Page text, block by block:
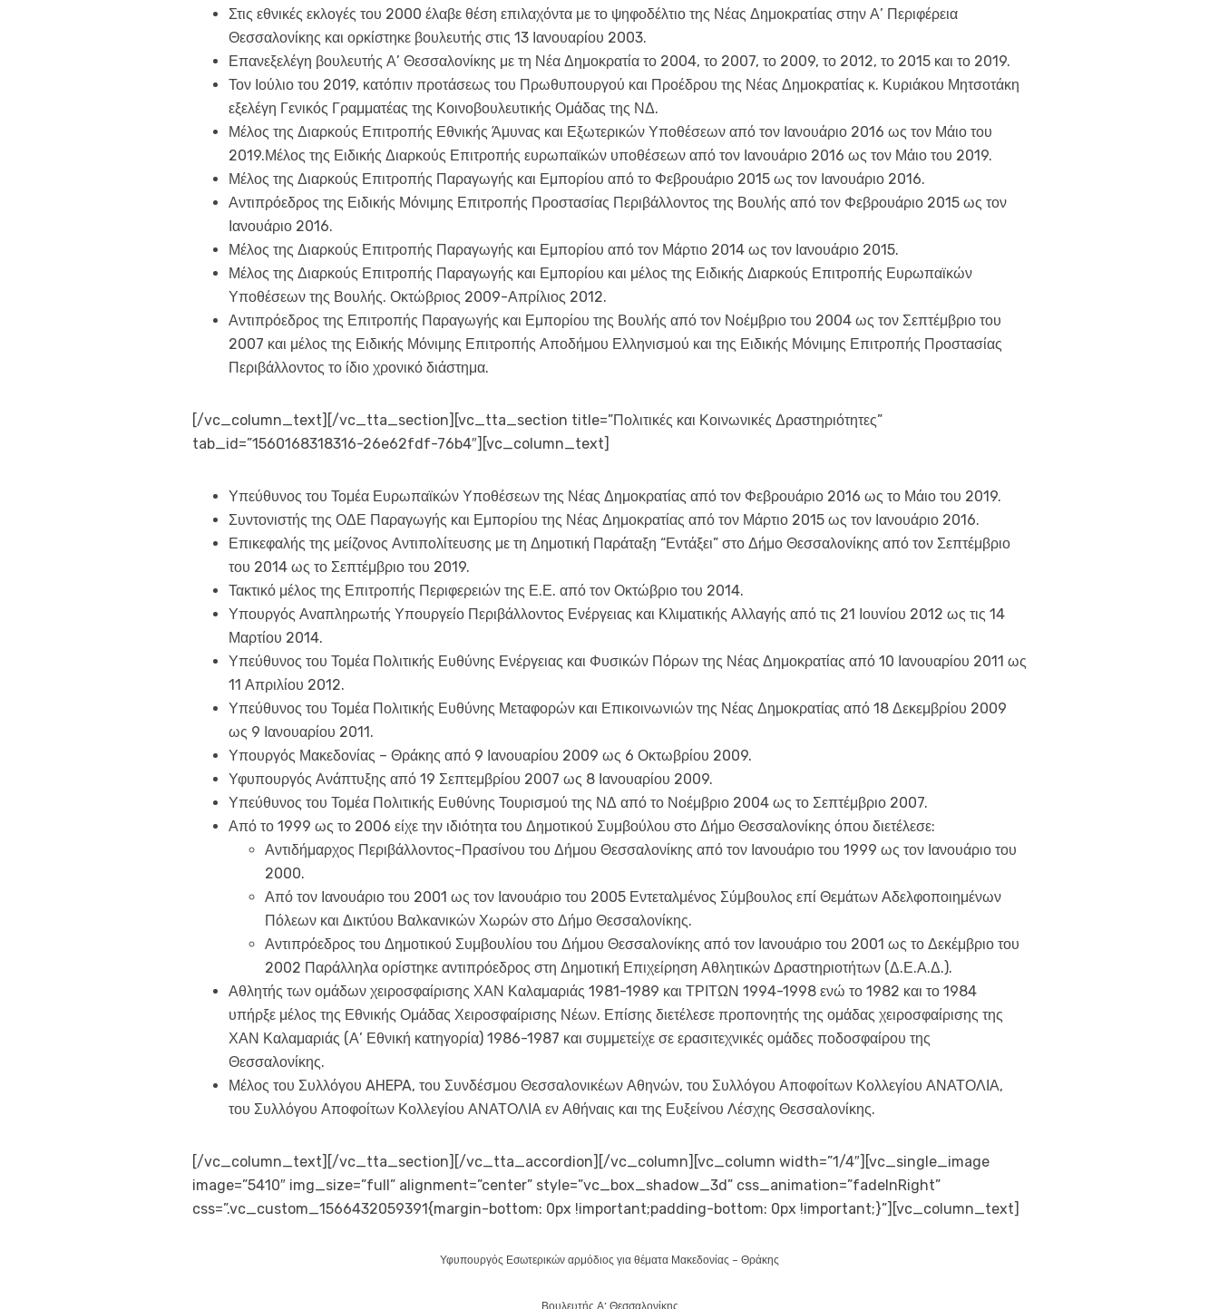
Στις εθνικές εκλογές του 2000 έλαβε θέση επιλαχόντα με το ψηφοδέλτιο της Νέας Δημοκρατίας στην Α’ Περιφέρεια
Θεσσαλονίκης και ορκίστηκε βουλευτής στις 13 Ιανουαρίου 2003.
Επανεξελέγη βουλευτής Α’ Θεσσαλονίκης με τη Νέα Δημοκρατία το 2004, το 2007, το 2009, το 2012, το 2015 και το 2019.
Τον Ιούλιο του 2019, κατόπιν προτάσεως του Πρωθυπουργού και Προέδρου της Νέας Δημοκρατίας κ. Κυριάκου Μητσοτάκη
εξελέγη Γενικός Γραμματέας της Κοινοβουλευτικής Ομάδας της ΝΔ.
Μέλος της Διαρκούς Επιτροπής Εθνικής Άμυνας και Εξωτερικών Υποθέσεων από τον Ιανουάριο 2016 ως τον Μάιο του
2019.Μέλος της Ειδικής Διαρκούς Επιτροπής ευρωπαϊκών υποθέσεων από τον Ιανουάριο 2016 ως τον Μάιο του 2019.
Μέλος της Διαρκούς Επιτροπής Παραγωγής και Εμπορίου από το Φεβρουάριο 2015 ως τον Ιανουάριο 2016.
Αντιπρόεδρος της Ειδικής Μόνιμης Επιτροπής Προστασίας Περιβάλλοντος της Βουλής από τον Φεβρουάριο 2015 ως τον
Ιανουάριο 2016.
Μέλος της Διαρκούς Επιτροπής Παραγωγής και Εμπορίου από τον Μάρτιο 2014 ως τον Ιανουάριο 2015.
Μέλος της Διαρκούς Επιτροπής Παραγωγής και Εμπορίου και μέλος της Ειδικής Διαρκούς Επιτροπής Ευρωπαϊκών
Υποθέσεων της Βουλής. Οκτώβριος 2009-Απρίλιος 2012.
Αντιπρόεδρος της Επιτροπής Παραγωγής και Εμπορίου της Βουλής από τον Νοέμβριο του 2004 ως τον Σεπτέμβριο του
2007 και μέλος της Ειδικής Μόνιμης Επιτροπής Αποδήμου Ελληνισμού και της Ειδικής Μόνιμης Επιτροπής Προστασίας
Περιβάλλοντος το ίδιο χρονικό διάστημα.
[/vc_column_text][/vc_tta_section][vc_tta_section title=”Πολιτικές και Κοινωνικές Δραστηριότητες”
tab_id=”1560168318316-26e62fdf-76b4″][vc_column_text]
Υπεύθυνος του Τομέα Ευρωπαϊκών Υποθέσεων της Νέας Δημοκρατίας από τον Φεβρουάριο 2016 ως το Μάιο του 2019.
Συντονιστής της ΟΔΕ Παραγωγής και Εμπορίου της Νέας Δημοκρατίας από τον Μάρτιο 2015 ως τον Ιανουάριο 2016.
Επικεφαλής της μείζονος Αντιπολίτευσης με τη Δημοτική Παράταξη “Εντάξει” στο Δήμο Θεσσαλονίκης από τον Σεπτέμβριο
του 2014 ως το Σεπτέμβριο του 2019.
Τακτικό μέλος της Επιτροπής Περιφερειών της Ε.Ε. από τον Οκτώβριο του 2014.
Υπουργός Αναπληρωτής Υπουργείο Περιβάλλοντος Ενέργειας και Κλιματικής Αλλαγής από τις 21 Ιουνίου 2012 ως τις 14
Μαρτίου 2014.
Υπεύθυνος του Τομέα Πολιτικής Ευθύνης Ενέργειας και Φυσικών Πόρων της Νέας Δημοκρατίας από 10 Ιανουαρίου 2011 ως
11 Απριλίου 2012.
Υπεύθυνος του Τομέα Πολιτικής Ευθύνης Μεταφορών και Επικοινωνιών της Νέας Δημοκρατίας από 18 Δεκεμβρίου 2009
ως 9 Ιανουαρίου 2011.
Υπουργός Μακεδονίας – Θράκης από 9 Ιανουαρίου 2009 ως 6 Οκτωβρίου 2009.
Υφυπουργός Ανάπτυξης από 19 Σεπτεμβρίου 2007 ως 8 Ιανουαρίου 2009.
Υπεύθυνος του Τομέα Πολιτικής Ευθύνης Τουρισμού της ΝΔ από το Νοέμβριο 2004 ως το Σεπτέμβριο 2007.
Από το 1999 ως το 2006 είχε την ιδιότητα του Δημοτικού Συμβούλου στο Δήμο Θεσσαλονίκης όπου διετέλεσε:
Αντιδήμαρχος Περιβάλλοντος-Πρασίνου του Δήμου Θεσσαλονίκης από τον Ιανουάριο του 1999 ως τον Ιανουάριο του
2000.
Από τον Ιανουάριο του 2001 ως τον Ιανουάριο του 2005 Εντεταλμένος Σύμβουλος επί Θεμάτων Αδελφοποιημένων
Πόλεων και Δικτύου Βαλκανικών Χωρών στο Δήμο Θεσσαλονίκης.
Αντιπρόεδρος του Δημοτικού Συμβουλίου του Δήμου Θεσσαλονίκης από τον Ιανουάριο του 2001 ως το Δεκέμβριο του
2002 Παράλληλα ορίστηκε αντιπρόεδρος στη Δημοτική Επιχείρηση Αθλητικών Δραστηριοτήτων (Δ.Ε.Α.Δ.).
Αθλητής των ομάδων χειροσφαίρισης ΧΑΝ Καλαμαριάς 1981-1989 και ΤΡΙΤΩΝ 1994-1998 ενώ το 1982 και το 1984
υπήρξε μέλος της Εθνικής Ομάδας Χειροσφαίρισης Νέων. Επίσης διετέλεσε προπονητής της ομάδας χειροσφαίρισης της
ΧΑΝ Καλαμαριάς (Α’ Εθνική κατηγορία) 1986-1987 και συμμετείχε σε ερασιτεχνικές ομάδες ποδοσφαίρου της
Θεσσαλονίκης.
Μέλος του Συλλόγου AHEPA, του Συνδέσμου Θεσσαλονικέων Αθηνών, του Συλλόγου Αποφοίτων Κολλεγίου ΑΝΑΤΟΛΙΑ,
του Συλλόγου Αποφοίτων Κολλεγίου ΑΝΑΤΟΛΙΑ εν Αθήναις και της Ευξείνου Λέσχης Θεσσαλονίκης.
[/vc_column_text][/vc_tta_section][/vc_tta_accordion][/vc_column][vc_column width=”1/4″][vc_single_image
image=”5410″ img_size=”full” alignment=”center” style=”vc_box_shadow_3d” css_animation=”fadeInRight”
css=”.vc_custom_1566432059391{margin-bottom: 0px !important;padding-bottom: 0px !important;}”][vc_column_text]
Υφυπουργός Εσωτερικών αρμόδιος για θέματα Μακεδονίας – Θράκης